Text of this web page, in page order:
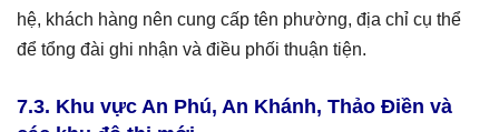
hệ, khách hàng nên cung cấp tên phường, địa chỉ cụ thể
để tổng đài ghi nhận và điều phối thuận tiện.
7.3. Khu vực An Phú, An Khánh, Thảo Điền và